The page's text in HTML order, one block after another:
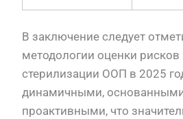
В заключение следует
методологии оценки
стерилизации ООП в 2025
динамичными,
проактивными, что